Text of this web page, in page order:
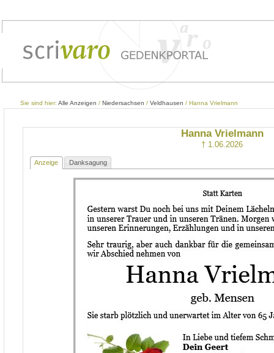
Sie sind hier: Alle Anzeigen / Niedersachsen / Veldhausen / Hanna Vrielmann
Hanna Vrielmann
† 1.06.2026
Anzeige Danksagung